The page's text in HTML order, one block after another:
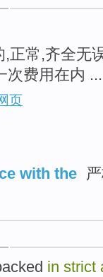
,正常,齐全无
次费用在内 ...
页
with the
in strict